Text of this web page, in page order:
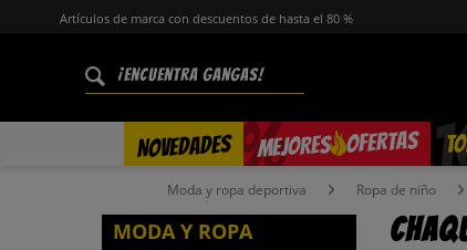
Artículos de marca con descuentos de hasta el 80 %
NOVEDADES MEJORES OFERTAS
%
Moda y ropa deportiva Ropa de niño
MODA Y ROPA